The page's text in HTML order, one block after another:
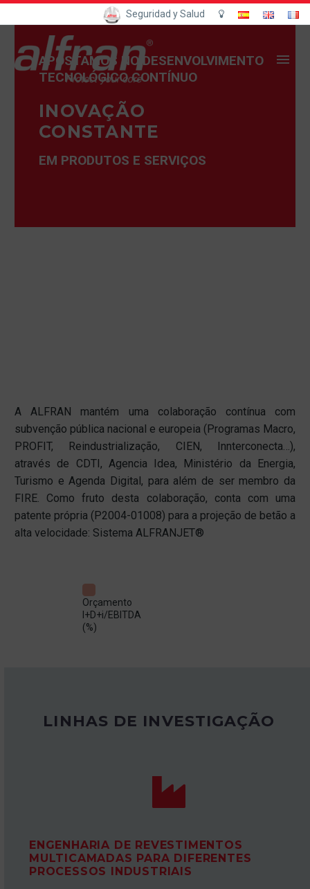
Seguridad y Salud
APOSTAMOS NO DESENVOLVIMENTO
TECNOLÓGICO CONTÍNUO
INOVAÇÃO
CONSTANTE
EM PRODUTOS E SERVIÇOS
A ALFRAN mantém uma colaboração contínua com
subvenção pública nacional e europeia (Programas Macro,
PROFIT, Reindustrialização, CIEN, Innterconecta…),
através de CDTI, Agencia Idea, Ministério da Energia,
Turismo e Agenda Digital, para além de ser membro da
FIRE. Como fruto desta colaboração, conta com uma
patente própria (P2004-01008) para a projeção de betão a
alta velocidade: Sistema ALFRANJET®
Orçamento
I+D+i/EBITDA
(%)
LINHAS DE INVESTIGAÇÃO


ENGENHARIA DE REVESTIMENTOS
MULTICAMADAS PARA DIFERENTES
PROCESSOS INDUSTRIAIS